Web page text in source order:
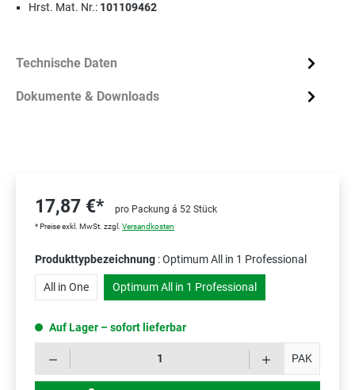
Hrst. Mat. Nr.: 101109462
Technische Daten
Dokumente & Downloads
17,87 €* pro Packung á 52 Stück
* Preise exkl. MwSt. zzgl. Versandkosten
Produkttypbezeichnung : Optimum All in 1 Professional
All in One Optimum All in 1 Professional
Auf Lager – sofort lieferbar
PAK